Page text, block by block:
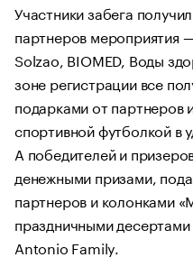
Участники забега
партнеров мероприятия
Solzao, BIOMED, Воды
зоне регистрации все
подарками от партнеров
спортивной футболкой
А победителей и
денежными призами,
партнеров и колонками
праздничными
Antonio Family.